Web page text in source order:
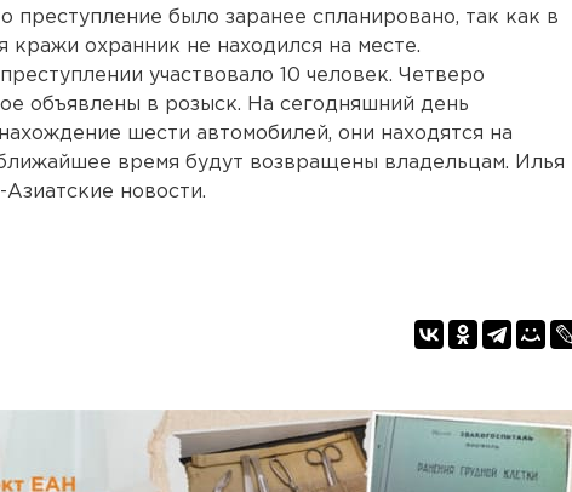
преступление было заранее спланировано, так как в
кражи охранник не находился на месте.
участвовало 10 человек. Четверо
объявлены в розыск. На сегодняшний день
шести автомобилей, они находятся на
время будут возвращены владельцам. Илья
новости.